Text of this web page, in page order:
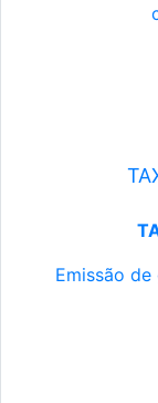
Emissão